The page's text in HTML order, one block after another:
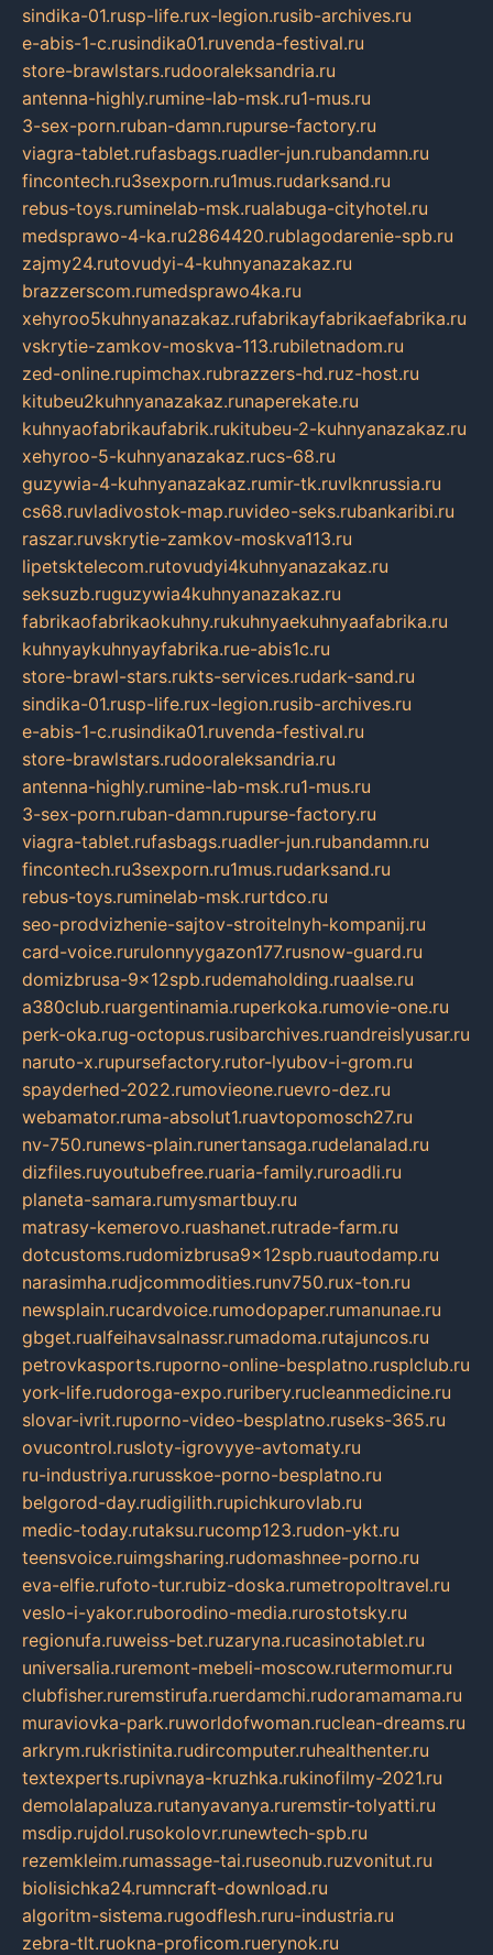
sindika-01.rusp-life.rux-legion.rusib-archives.ru
e-abis-1-c.rusindika01.ruvenda-festival.ru
store-brawlstars.rudooraleksandria.ru
antenna-highly.rumine-lab-msk.ru1-mus.ru
3-sex-porn.ruban-damn.rupurse-factory.ru
viagra-tablet.rufasbags.ruadler-jun.rubandamn.ru
fincontech.ru3sexporn.ru1mus.rudarksand.ru
rebus-toys.ruminelab-msk.rualabuga-cityhotel.ru
medsprawo-4-ka.ru2864420.rublagodarenie-spb.ru
zajmy24.rutovudyi-4-kuhnyanazakaz.ru
brazzerscom.rumedsprawo4ka.ru
xehyroo5kuhnyanazakaz.rufabrikayfabrikaefabrika.ru
vskrytie-zamkov-moskva-113.rubiletnadom.ru
zed-online.rupimchax.rubrazzers-hd.ruz-host.ru
kitubeu2kuhnyanazakaz.runaperekate.ru
kuhnyaofabrikaufabrik.rukitubeu-2-kuhnyanazakaz.ru
xehyroo-5-kuhnyanazakaz.rucs-68.ru
guzywia-4-kuhnyanazakaz.rumir-tk.ruvlknrussia.ru
cs68.ruvladivostok-map.ruvideo-seks.rubankaribi.ru
raszar.ruvskrytie-zamkov-moskva113.ru
lipetsktelecom.rutovudyi4kuhnyanazakaz.ru
seksuzb.ruguzywia4kuhnyanazakaz.ru
fabrikaofabrikaokuhny.rukuhnyaekuhnyaafabrika.ru
kuhnyaykuhnyayfabrika.rue-abis1c.ru
store-brawl-stars.rukts-services.rudark-sand.ru
sindika-01.rusp-life.rux-legion.rusib-archives.ru
e-abis-1-c.rusindika01.ruvenda-festival.ru
store-brawlstars.rudooraleksandria.ru
antenna-highly.rumine-lab-msk.ru1-mus.ru
3-sex-porn.ruban-damn.rupurse-factory.ru
viagra-tablet.rufasbags.ruadler-jun.rubandamn.ru
fincontech.ru3sexporn.ru1mus.rudarksand.ru
rebus-toys.ruminelab-msk.rurtdco.ru
seo-prodvizhenie-sajtov-stroitelnyh-kompanij.ru
card-voice.rurulonnyygazon177.rusnow-guard.ru
domizbrusa-9x12spb.rudemaholding.ruaalse.ru
a380club.ruargentinamia.ruperkoka.rumovie-one.ru
perk-oka.rug-octopus.rusibarchives.ruandreislyusar.ru
naruto-x.rupursefactory.rutor-lyubov-i-grom.ru
spayderhed-2022.rumovieone.ruevro-dez.ru
webamator.ruma-absolut1.ruavtopomosch27.ru
nv-750.runews-plain.runertansaga.rudelanalad.ru
dizfiles.ruyoutubefree.ruaria-family.ruroadli.ru
planeta-samara.rumysmartbuy.ru
matrasy-kemerovo.ruashanet.rutrade-farm.ru
dotcustoms.rudomizbrusa9x12spb.ruautodamp.ru
narasimha.rudjcommodities.runv750.rux-ton.ru
newsplain.rucardvoice.rumodopaper.rumanunae.ru
gbget.rualfeihavsalnassr.rumadoma.rutajuncos.ru
petrovkasports.ruporno-online-besplatno.rusplclub.ru
york-life.rudoroga-expo.ruribery.rucleanmedicine.ru
slovar-ivrit.ruporno-video-besplatno.ruseks-365.ru
ovucontrol.rusloty-igrovyye-avtomaty.ru
ru-industriya.rurusskoe-porno-besplatno.ru
belgorod-day.rudigilith.rupichkurovlab.ru
medic-today.rutaksu.rucomp123.rudon-ykt.ru
teensvoice.ruimgsharing.rudomashnee-porno.ru
eva-elfie.rufoto-tur.rubiz-doska.rumetropoltravel.ru
veslo-i-yakor.ruborodino-media.rurostotsky.ru
regionufa.ruweiss-bet.ruzaryna.rucasinotablet.ru
universalia.ruremont-mebeli-moscow.rutermomur.ru
clubfisher.ruremstirufa.ruerdamchi.rudoramamama.ru
muraviovka-park.ruworldofwoman.ruclean-dreams.ru
arkrym.rukristinita.rudircomputer.ruhealthenter.ru
textexperts.rupivnaya-kruzhka.rukinofilmy-2021.ru
demolalapaluza.rutanyavanya.ruremstir-tolyatti.ru
msdip.rujdol.rusokolovr.runewtech-spb.ru
rezemkleim.rumassage-tai.ruseonub.ruzvonitut.ru
biolisichka24.rumncraft-download.ru
algoritm-sistema.rugodflesh.ruru-industria.ru
zebra-tlt.ruokna-proficom.ruerynok.ru